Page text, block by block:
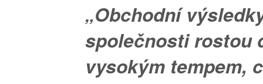
„Obchodní
společnosti rostou
vysokým tempem,